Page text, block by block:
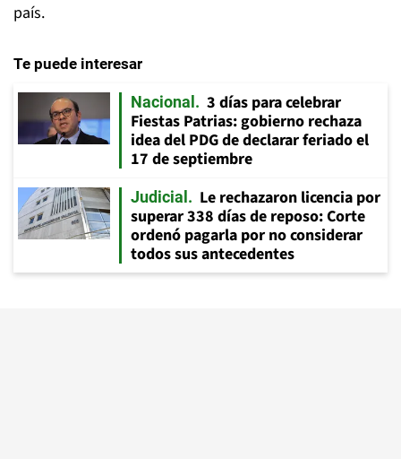
país.
Te puede interesar
Nacional
3 días para celebrar
Fiestas Patrias: gobierno rechaza
idea del PDG de declarar feriado el
17 de septiembre
Judicial
Le rechazaron licencia por
superar 338 días de reposo: Corte
ordenó pagarla por no considerar
todos sus antecedentes